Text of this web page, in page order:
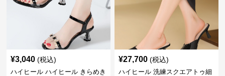
¥3,040 (税込)
ハイヒール ハイヒール きらめき
¥27,700 (税込)
ハイヒール 洗練スクエアトゥ細